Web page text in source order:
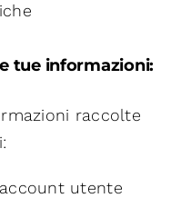
tue informazioni:
raccolte
utente